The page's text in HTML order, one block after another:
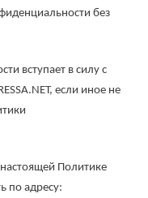
без
вступает в силу с
если иное не
Политике
по адресу: